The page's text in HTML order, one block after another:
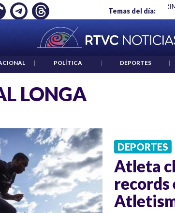
Temas del día:
EMPLEO: JP MORGAN "HABLAR NO ES UN
| POLÍTICA | DEPORTES |
LONGA
DEPORTES
Atleta
records